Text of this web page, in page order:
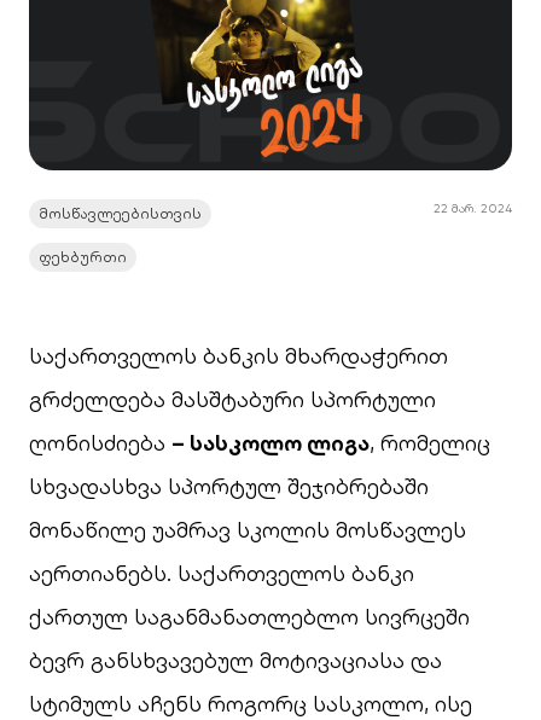
მოსწავლეებისთვის
ფეხბურთი
22 მარ. 2024
საქართველოს ბანკის მხარდაჭერით
გრძელდება მასშტაბური სპორტული
ღონისძიება – სასკოლო ლიგა, რომელიც
სხვადასხვა სპორტულ შეჯიბრებაში
მონაწილე უამრავ სკოლის მოსწავლეს
აერთიანებს. საქართველოს ბანკი
ქართულ საგანმანათლებლო სივრცეში
ბევრ განსხვავებულ მოტივაციასა და
სტიმულს აჩენს როგორც სასკოლო, ისე